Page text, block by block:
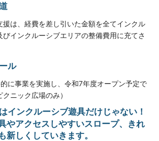
援は、経費を差し引いた金額を全てインクル
びインクルーシブエリアの整備費用に充てさ
ル
に事業を実施し、令和7年度オープン予定で
ニック広場のみ）
インクルーシブ遊具だけじゃない！
やアクセスしやすいスロープ、きれ
新しくしていきます。